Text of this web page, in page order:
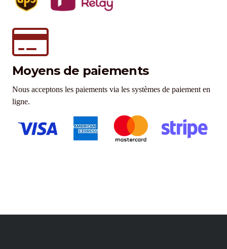
Moyens de paiements
Nous acceptons les paiements via les systèmes de paiement en
ligne.